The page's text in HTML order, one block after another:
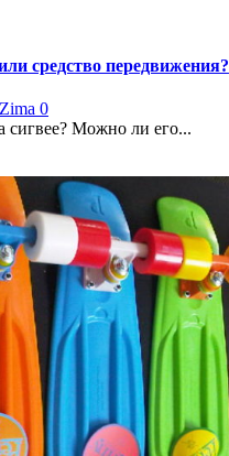
средство передвижения?
0
сигвее? Можно ли его...